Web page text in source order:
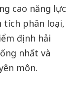
cao năng lực
tích phân loại,
định hải
nhất và
môn.